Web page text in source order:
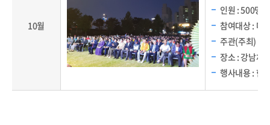
10월
인원 : 500명
참여대상 : 마
주관(주최) :
장소 : 강남체
행사내용 : 한